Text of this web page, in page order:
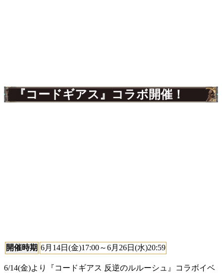
『コードギアス』コラボ開催！
開催時期 6月14日(金)17:00～6月26日(水)20:59
6/14(金)より『コードギアス 反逆のルルーシュ』コラボイベ